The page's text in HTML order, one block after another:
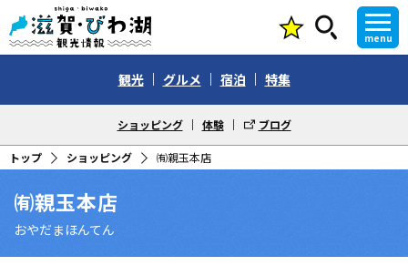
menu
観光 グルメ 宿泊 特集
ショッピング 体験 ブログ
トップ ショッピング ㈲親玉本店
㈲親玉本店
おやだまほんてん